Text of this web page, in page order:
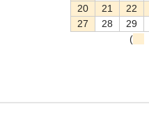
20
21 22
27
28 29
(